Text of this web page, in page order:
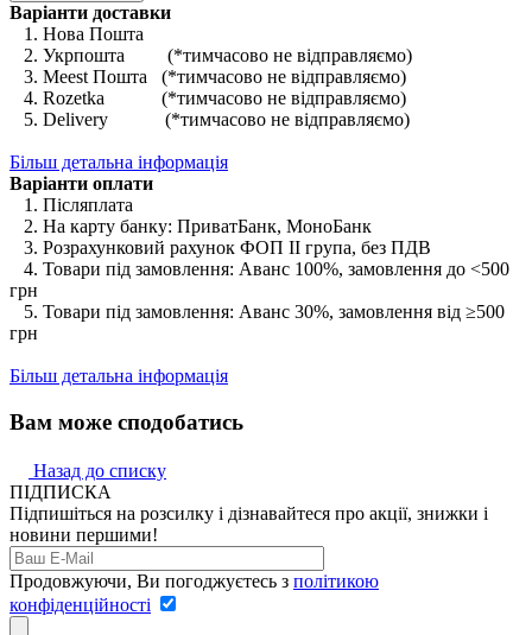
Варіанти доставки
1. Нова Пошта
2. Укрпошта (*тимчасово не відправляємо)
3. Meest Пошта (*тимчасово не відправляємо)
4. Rozetka (*тимчасово не відправляємо)
5. Delivery (*тимчасово не відправляємо)
Більш детальна інформація
Варіанти оплати
1. Післяплата
2. На карту банку: ПриватБанк, МоноБанк
3. Розрахунковий рахунок ФОП II група, без ПДВ
4. Товари під замовлення: Аванс 100%, замовлення до <500
грн
5. Товари під замовлення: Аванс 30%, замовлення від ≥500
грн
Більш детальна інформація
Вам може сподобатись
Назад до списку
ПІДПИСКА
Підпишіться на розсилку і дізнавайтеся про акції, знижки і
новини першими!
Продовжуючи, Ви погоджуєтесь з політикою
конфіденційності